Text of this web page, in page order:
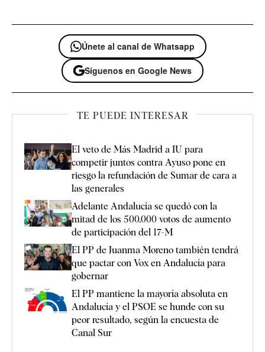
Únete al canal de Whatsapp
Síguenos en Google News
TE PUEDE INTERESAR
El veto de Más Madrid a IU para
competir juntos contra Ayuso pone en
riesgo la refundación de Sumar de cara a
las generales
Adelante Andalucía se quedó con la
mitad de los 500.000 votos de aumento
de participación del 17-M
El PP de Juanma Moreno también tendrá
que pactar con Vox en Andalucía para
gobernar
El PP mantiene la mayoría absoluta en
Andalucía y el PSOE se hunde con su
peor resultado, según la encuesta de
Canal Sur